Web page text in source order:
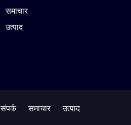
समाचार
उत्पाद
संपर्क समाचार उत्पाद